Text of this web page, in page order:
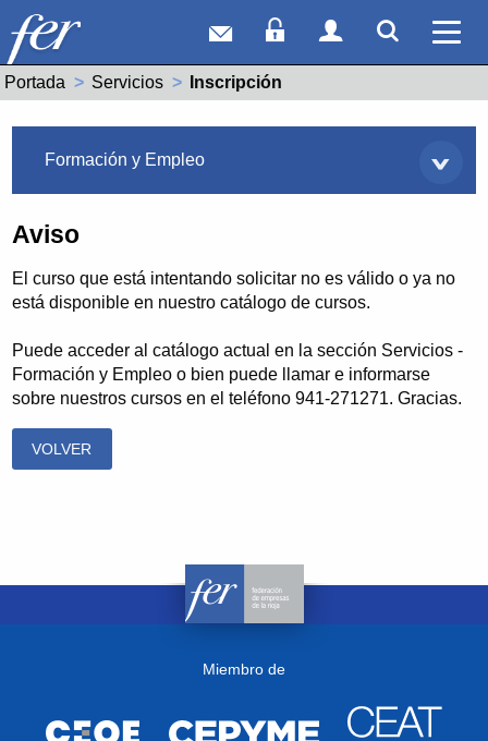
Correo webAcceso Socios
Acceso
Portada Servicios Actual:
Inscripción
Formación y Empleo
Aviso
El curso que está intentando solicitar no es válido o ya no
está disponible en nuestro catálogo de cursos.
Puede acceder al catálogo actual en la sección Servicios -
Formación y Empleo o bien puede llamar e informarse
sobre nuestros cursos en el teléfono 941-271271. Gracias.
VOLVER
Miembro de